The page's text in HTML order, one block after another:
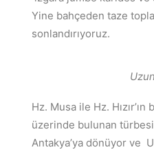
Yine bahçeden taze
sonlandırıyoruz.
Hz. Musa ile Hz. Hızır’ın
üzerinde bulunan
Antakya’ya dönüyor ve